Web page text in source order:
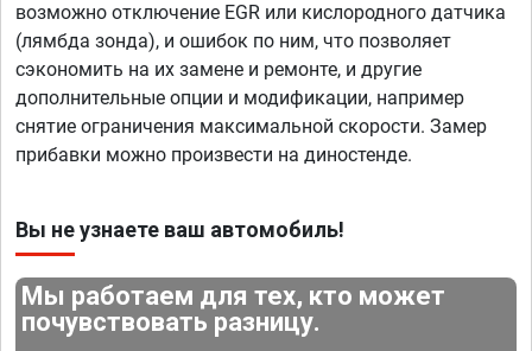
возможно отключение EGR или кислородного датчика
(лямбда зонда), и ошибок по ним, что позволяет
сэкономить на их замене и ремонте, и другие
дополнительные опции и модификации, например
снятие ограничения максимальной скорости. Замер
прибавки можно произвести на диностенде.
Вы не узнаете ваш автомобиль!
Мы работаем для тех, кто может
почувствовать разницу.